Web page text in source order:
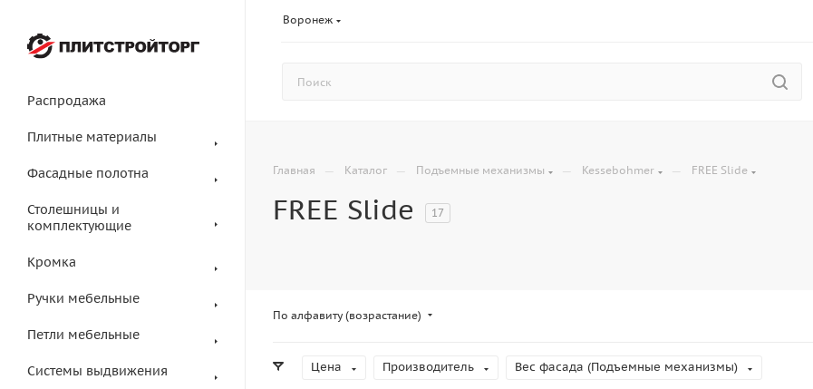
Воронеж
Распродажа
Плитные материалы
Фасадные полотна
Столешницы и
комплектующие
Кромка
Ручки мебельные
Петли мебельные
Системы выдвижения
Главная — Каталог — Подъемные механизмы — Kessebohmer — FREE Slide
FREE Slide 17
По алфавиту (возрастание)
Цена Производитель Вес фасада (Подъемные механизмы)